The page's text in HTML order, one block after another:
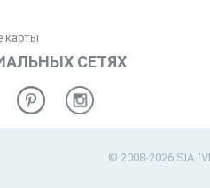
карты
СЕТЯХ
© 2008-2026 SIA